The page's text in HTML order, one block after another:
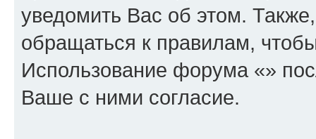
уведомить Вас об этом.
обращаться к правилам,
Использование форума «»
Ваше с ними согласие.